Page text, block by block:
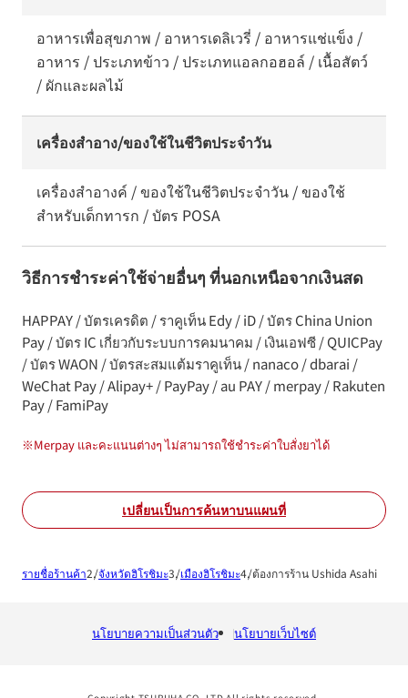
อาหารเพื่อสุขภาพ / อาหารเดลิเวรี่ / อาหารแช่แข็ง /
อาหาร / ประเภทข้าว / ประเภทแอลกอฮอล์ / เนื้อสัตว์
/ ผักและผลไม้
เครื่องสำอาง/ของใช้ในชีวิตประจำวัน
เครื่องสำอางค์ / ของใช้ในชีวิตประจำวัน / ของใช้
สำหรับเด็กทารก / บัตร POSA
วิธีการชำระค่าใช้จ่ายอื่นๆ ที่นอกเหนือจากเงินสด
HAPPAY / บัตรเครดิต / ราคูเท็น Edy / iD / บัตร China Union
Pay / บัตร IC เกี่ยวกับระบบการคมนาคม / เงินเอฟซี / QUICPay
/ บัตร WAON / บัตรสะสมแต้มราคูเท็น / nanaco / dbarai /
WeChat Pay / Alipay+ / PayPay / au PAY / merpay / Rakuten
Pay / FamiPay
※Merpay และคะแนนต่างๆ ไม่สามารถใช้ชำระค่าใบสั่งยาได้
เปลี่ยนเป็นการค้นหาบนแผนที่
รายชื่อร้านค้า จังหวัดฮิโรชิมะ เมืองฮิโรชิมะ ต้องการร้าน Ushida Asahi
นโยบายความเป็นส่วนตัว นโยบายเว็บไซต์